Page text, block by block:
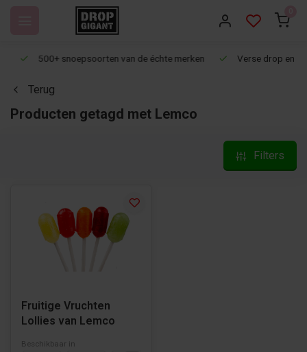
500+ snoepsoorten van de échte merken Verse drop en
Terug
Producten getagd met Lemco
Filters
Fruitige Vruchten
Lollies van Lemco
Beschikbaar in